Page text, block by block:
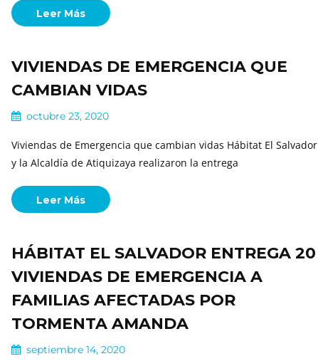
Leer Más
VIVIENDAS DE EMERGENCIA QUE
CAMBIAN VIDAS
octubre 23, 2020
Viviendas de Emergencia que cambian vidas Hábitat El Salvador
y la Alcaldía de Atiquizaya realizaron la entrega
Leer Más
HÁBITAT EL SALVADOR ENTREGA 20
VIVIENDAS DE EMERGENCIA A
FAMILIAS AFECTADAS POR
TORMENTA AMANDA
septiembre 14, 2020